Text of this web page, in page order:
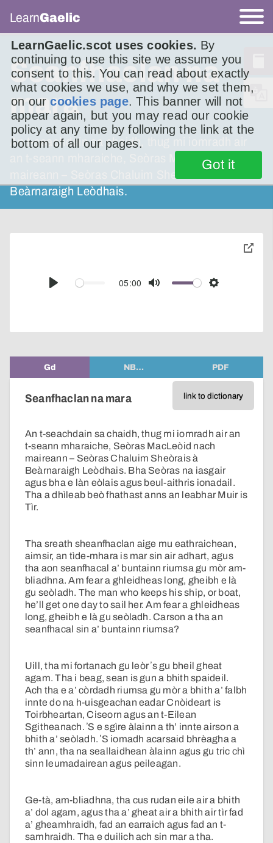
LearnGaelic.scot uses cookies. By
continuing to use this site we assume you
consent to this. You can read about exactly
what cookies we use, and why we set them,
on ourcookies page. This banner will not
appear again, but you may read our cookie
policy at any time by following the link at the
bottom of all our pages.
Got it
LearnGaelic
Seanfhaclan na
mara
An t-seachdain sa chaidh, thug mi iomradh air
an t-seann mharaiche, Seòras MacLeòid nach
maireann – Seòras Chaluim Sheòrais à
Beàrnaraigh Leòdhais.
Play
05:00
Mute Settings
toggle
Gd NB… PDF
link to dictionary
Seanfhaclan na mara
An t-seachdain sa chaidh, thug mi iomradh air an
t-seann mharaiche, Seòras MacLeòid nach
maireann – Seòras Chaluim Sheòrais à
Beàrnaraigh Leòdhais. Bha Seòras na iasgair
agus bha e làn eòlais agus beul-aithris ionadail.
Tha a dhìleab beò fhathast anns an leabhar Muir is
Tìr.
Tha sreath sheanfhaclan aige mu eathraichean,
aimsir, an tìde-mhara is mar sin air adhart, agus
tha aon seanfhacal a’ buntainn riumsa gu mòr am-
bliadhna. Am fear a ghleidheas long, gheibh e là
gu seòladh. The man who keeps his ship, or boat,
he’ll get one day to sail her. Am fear a ghleidheas
long, gheibh e là gu seòladh. Carson a tha an
seanfhacal sin a’ buntainn riumsa?
Uill, tha mi fortanach gu leòr ʼs gu bheil gheat
agam. Tha i beag, sean is gun a bhith spaideil.
Ach tha e a’ còrdadh riumsa gu mòr a bhith a’ falbh
innte do na h-uisgeachan eadar Cnòideart is
Toirbheartan, Ciseorn agus an t-Eilean
Sgitheanach. ʼS e sgìre àlainn a th’ innte airson a
bhith a’ seòladh. ʼS iomadh acarsaid bhrèagha a
th’ ann, tha na seallaidhean àlainn agus gu tric chì
sinn leumadairean agus peileagan.
Ge-tà, am-bliadhna, tha cus rudan eile air a bhith
a’ dol agam, agus tha a’ gheat air a bhith air tìr fad
a’ gheamhraidh, fad an earraich agus fad an t-
samhraidh. Tha e duilich ach sin mar a tha.